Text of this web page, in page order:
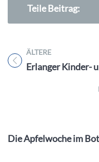
Teile Beitrag:
ÄLTERE
Titel für Beitrag
Erlanger Kinder- und Jugendgipfel
Titel für Beitrag
Die Apfelwoche im Botanischen